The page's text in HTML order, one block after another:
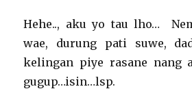
Hehe.., aku yo tau lho…
wae, durung pati suwe,
kelingan piye rasane
gugup…isin…lsp.